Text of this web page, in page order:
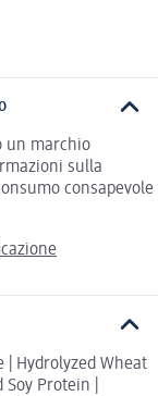
un marchio
sulla
consapevole
| Hydrolyzed Wheat
Protein |